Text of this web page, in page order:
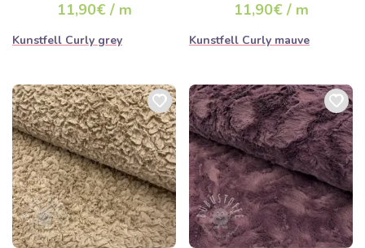
11,90€ / m
Kunstfell Curly grey
11,90€ / m
Kunstfell Curly mauve